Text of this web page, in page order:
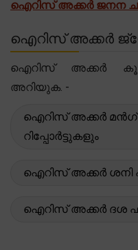
ഐറിസ് അക്കർ ജനന
ഐറിസ് അക്കർ
ഐറിസ് അക്കർ
അറിയുക. -
ഐറിസ് അക്കർ
റിപ്പോർട്ടുകളും
ഐറിസ് അക്കർ ശനി
ഐറിസ് അക്കർ ദശ